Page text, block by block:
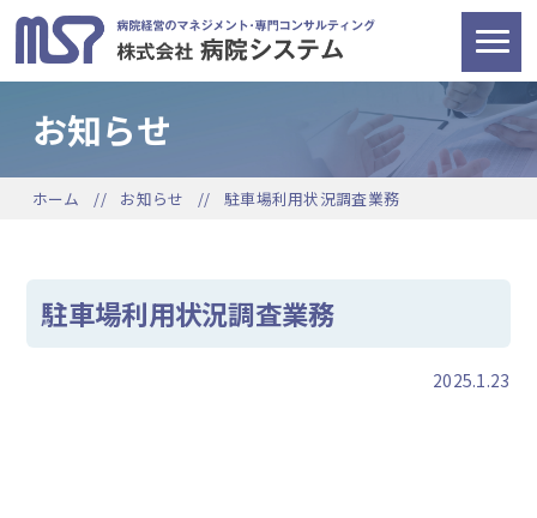
お知らせ
ホーム お知らせ 駐車場利用状況調査業務
駐車場利用状況調査業務
2025.1.23